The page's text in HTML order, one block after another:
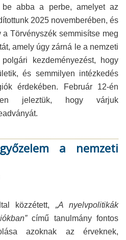
be abba a perbe, amelyet az
2025 novemberében, és
Törvényszék semmisítse meg
amely úgy zárná le a nemzeti
kezdeményezést, hogy
és semmilyen intézkedés
érdekében. Február 12-én
jeleztük, hogy várjuk
a nemzeti
közzétett, „A nyelvpolitikák
című tanulmány fontos
azoknak az érveknek,